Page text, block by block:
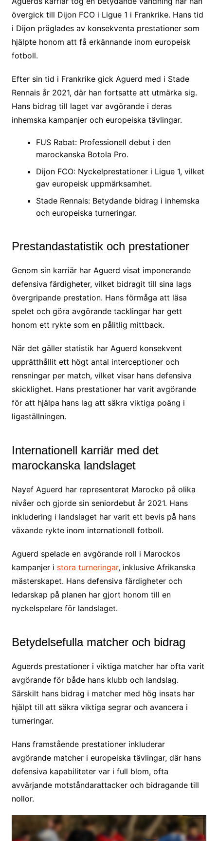
övergick till Dijon FCO i Ligue 1 i Frankrike. Hans tid
i Dijon präglades av konsekventa prestationer som
hjälpte honom att få erkännande inom europeisk
fotboll.
Efter sin tid i Frankrike gick Aguerd med i Stade
Rennais år 2021, där han fortsatte att utmärka sig.
Hans bidrag till laget var avgörande i deras
inhemska kampanjer och europeiska tävlingar.
FUS Rabat: Professionell debut i den
marockanska Botola Pro.
Dijon FCO: Nyckelprestationer i Ligue 1, vilket
gav europeisk uppmärksamhet.
Stade Rennais: Betydande bidrag i inhemska
och europeiska turneringar.
Prestandastatistik och prestationer
Genom sin karriär har Aguerd visat imponerande
defensiva färdigheter, vilket bidragit till sina lags
övergripande prestation. Hans förmåga att läsa
spelet och göra avgörande tacklingar har gett
honom ett rykte som en pålitlig mittback.
När det gäller statistik har Aguerd konsekvent
upprätthållit ett högt antal interceptioner och
rensningar per match, vilket visar hans defensiva
skicklighet. Hans prestationer har varit avgörande
för att hjälpa hans lag att säkra viktiga poäng i
ligaställningen.
Internationell karriär med det
marockanska landslaget
Nayef Aguerd har representerat Marocko på olika
nivåer och gjorde sin seniordebut år 2021. Hans
inkludering i landslaget har varit ett bevis på hans
växande rykte inom internationell fotboll.
Aguerd spelade en avgörande roll i Marockos
kampanjer i stora turneringar, inklusive Afrikanska
mästerskapet. Hans defensiva färdigheter och
ledarskap på planen har gjort honom till en
nyckelspelare för landslaget.
Betydelsefulla matcher och bidrag
Aguerds prestationer i viktiga matcher har ofta varit
avgörande för både hans klubb och landslag.
Särskilt hans bidrag i matcher med hög insats har
hjälpt till att säkra viktiga segrar och avancera i
turneringar.
Hans framstående prestationer inkluderar
avgörande matcher i europeiska tävlingar, där hans
defensiva kapabiliteter var i full blom, ofta
avvärjande motståndarattacker och bidragande till
nollor.